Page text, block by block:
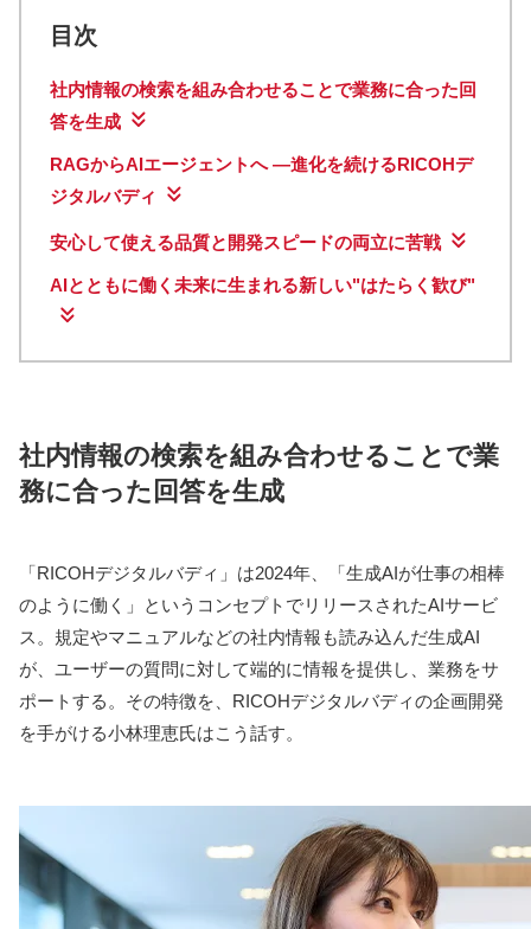
目次
社内情報の検索を組み合わせることで業務に合った回
答を生成
RAGからAIエージェントへ —進化を続けるRICOHデ
ジタルバディ
安心して使える品質と開発スピードの両立に苦戦
AIとともに働く未来に生まれる新しい"はたらく歓び"
社内情報の検索を組み合わせることで業
務に合った回答を生成
「RICOHデジタルバディ」は2024年、「生成AIが仕事の相棒
のように働く」というコンセプトでリリースされたAIサービ
ス。規定やマニュアルなどの社内情報も読み込んだ生成AI
が、ユーザーの質問に対して端的に情報を提供し、業務をサ
ポートする。その特徴を、RICOHデジタルバディの企画開発
を手がける小林理恵氏はこう話す。